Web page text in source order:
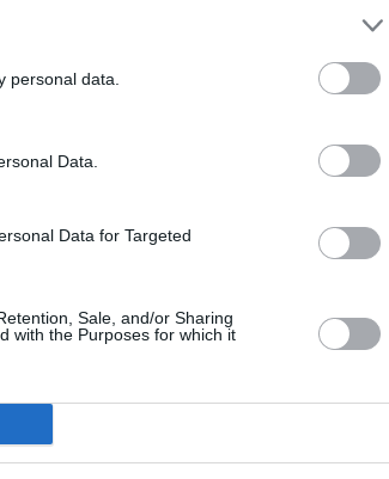
personal data.
Data.
Data for Targeted
Sale, and/or Sharing
with the Purposes for which it
η Πιερία, μέσα από
συνεργασίες και συνέργειες,
στον παγκόσμιο τουριστικό
από νέες αγορές και
της πλεονεκτήματα. Η